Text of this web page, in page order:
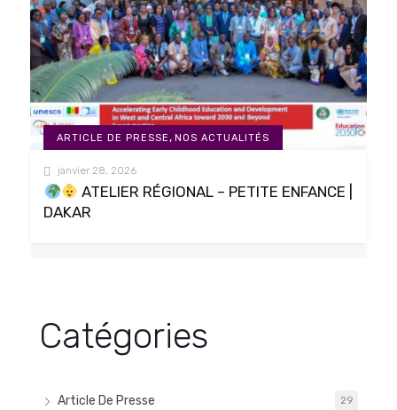
ARTICLE DE PRESSE,NOS ACTUALITÉS
janvier 28, 2026
ATELIER RÉGIONAL – PETITE ENFANCE |
DAKAR
Catégories
Article De Presse 29